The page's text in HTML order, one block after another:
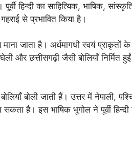
हिन्दी का साहित्यिक, भाषिक,
से प्रभावित किया है।
जाता है। अर्धमागधी स्वयं
छत्तीसगढ़ी जैसी बोलियाँ निर्मित
बोली जाती हैं। उत्तर में नेपाली,
सकता है। इस भाषिक भूगोल ने पूर्वी